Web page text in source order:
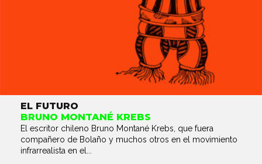
EL FUTURO
BRUNO MONTANÉ KREBS
El escritor chileno Bruno Montané Krebs, que fuera
compañero de Bolaño y muchos otros en el movimiento
infrarrealista en el...